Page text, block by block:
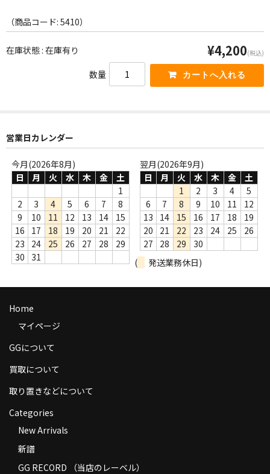
Webのみ no.1
Webのみ no.2
送料
商品の発送
お支払い方法
返品
特定商取引法に基づく表示
Contact
（商品コード: 5410）
在庫状態 : 在庫有り ¥4,200(税込)
数量
営業日カレンダー
今月(2026年8月)
日
月 火 水 木 金
土
1
2
3 4 5 6 7
8
9
10 11 12 13 14
15
16
17 18 19 20 21
22
23
24 25 26 27 28
29
30
31
翌月(2026年9月)
日
月 火 水 木 金
土
1
2 3 4
5
6
7 8 9 10 11
12
13
14 15 16 17 18
19
20
21 22 23 24 25
26
27
28 29
30
(
発送業務休日)
Home
マイページ
GGについて
買取について
取り置きなどについて
Categories
New Arrivals
新譜
GG RECORD （当店のレーベル）